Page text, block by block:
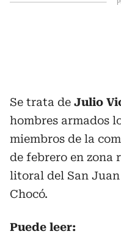
Se trata de Julio
hombres armados
miembros de la
de febrero en zona
litoral del San
Chocó.
Puede leer: